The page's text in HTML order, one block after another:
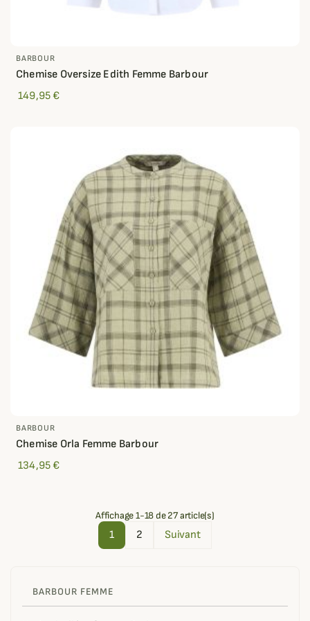
BARBOUR FEMME
BARBOUR
Chemise Oversize Edith Femme Barbour
149,95 €
BARBOUR
Chemise Orla Femme Barbour
134,95 €
Affichage 1-18 de 27 article(s)
1 2 Suivant